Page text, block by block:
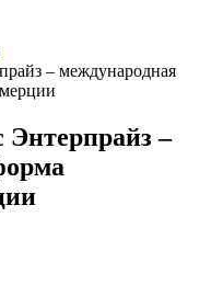
– международная
–